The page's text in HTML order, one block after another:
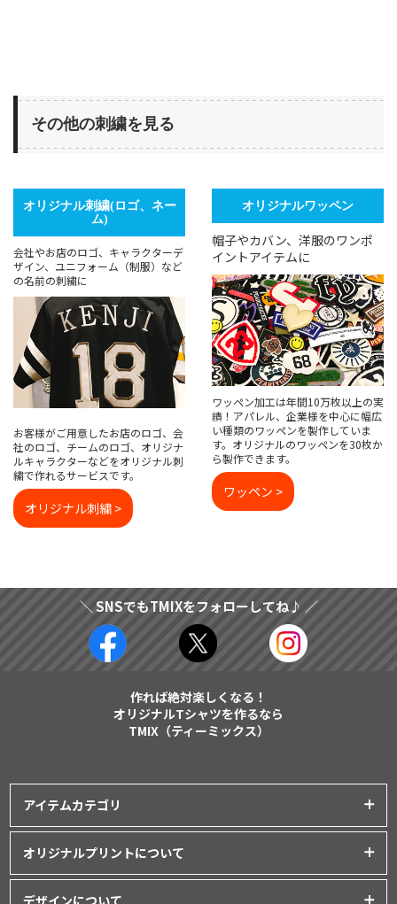
その他の刺繍を見る
オリジナル刺繍(ロゴ、ネー
ム)
会社やお店のロゴ、キャラクターデ
ザイン、ユニフォーム（制服）など
の名前の刺繍に
お客様がご用意したお店のロゴ、会
社のロゴ、チームのロゴ、オリジナ
ルキャラクターなどをオリジナル刺
繍で作れるサービスです。
オリジナル刺繍 >
オリジナルワッペン
帽子やカバン、洋服のワンポ
イントアイテムに
ワッペン加工は年間10万枚以上の実
績！アパレル、企業様を中心に幅広
い種類のワッペンを製作していま
す。オリジナルのワッペンを30枚か
ら製作できます。
ワッペン >
＼ SNSでもTMIXをフォローしてね♪ ／
作れば絶対楽しくなる！
オリジナルTシャツを作るなら
TMIX（ティーミックス）
アイテムカテゴリ
ポロシャツ│ スポーツウェア
オリジナルプリントについて
デザインについて